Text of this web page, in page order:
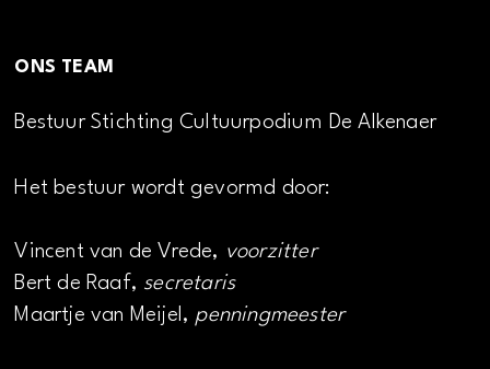
ONS TEAM
Bestuur Stichting Cultuurpodium De Alkenaer
Het bestuur wordt gevormd door:
Vincent van de Vrede, voorzitter
Bert de Raaf, secretaris
Maartje van Meijel, penningmeester